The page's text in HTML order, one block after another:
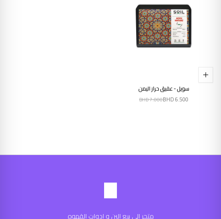
سويل - عقيق حراز اليمن
BHD6.500
BHD7.000
متجر الى بيع البن و ادوات القهوه